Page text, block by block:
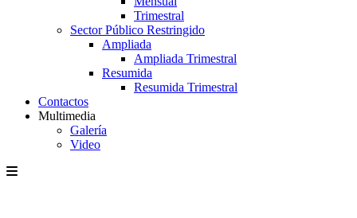
Trimestral
Sector Público Restringido
Ampliada
Ampliada Trimestral
Resumida
Resumida Trimestral
Contactos
Multimedia
Galería
Video